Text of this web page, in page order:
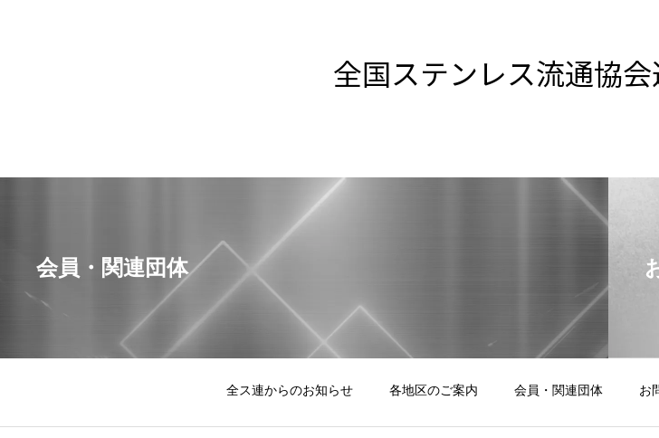
全国ステンレス流通協会
会員・関連団体
全ス連からのお知らせ 各地区のご案内 会員・関連団体 お